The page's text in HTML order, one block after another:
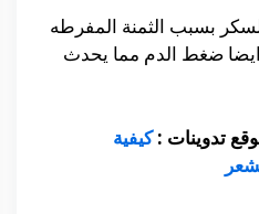
بسبب الثمنة المفرطه
ضغط الدم مما يحدث
تدوينات :كيفية